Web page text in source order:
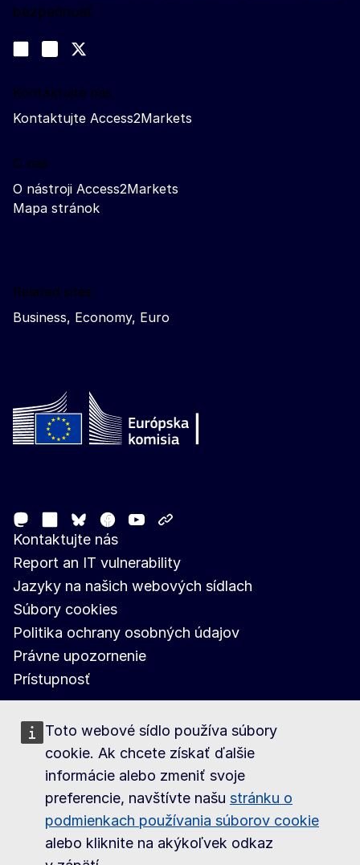
Toto webové sídlo používa súbory
cookie. Ak chcete získať ďalšie
informácie alebo zmeniť svoje
preferencie, navštívte našu stránku o
podmienkach používania súborov cookie
alebo kliknite na akýkoľvek odkaz
bezpečnosť
Join us on LinkedIn
Trade-Off podcast
Kontaktujte nás
Kontaktujte Access2Markets
O nás
O nástroji Access2Markets
Mapa stránok
Related sites
Business, Economy, Euro
MastodonLinkedIn
Bluesky
Facebook
Youtube
Kontaktujte nás
Report an IT vulnerability
Jazyky na našich webových sídlach
Súbory cookies
Politika ochrany osobných údajov
Právne upozornenie
Prístupnosť